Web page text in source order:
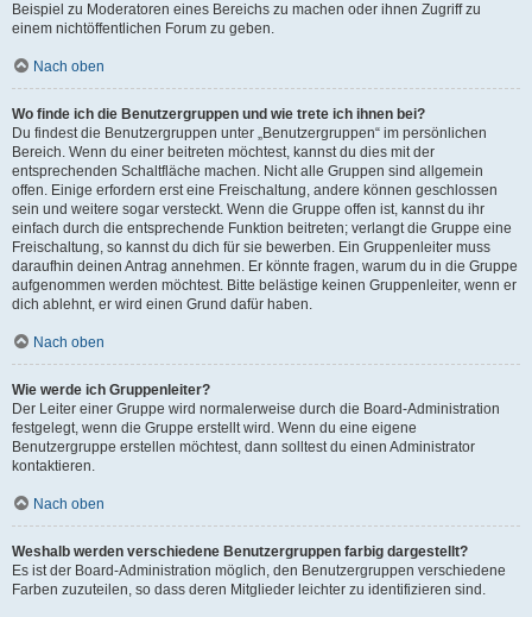
Beispiel zu Moderatoren eines Bereichs zu machen oder ihnen Zugriff zu
einem nichtöffentlichen Forum zu geben.
Nach oben
Wo finde ich die Benutzergruppen und wie trete ich ihnen bei?
Du findest die Benutzergruppen unter „Benutzergruppen“ im persönlichen
Bereich. Wenn du einer beitreten möchtest, kannst du dies mit der
entsprechenden Schaltfläche machen. Nicht alle Gruppen sind allgemein
offen. Einige erfordern erst eine Freischaltung, andere können geschlossen
sein und weitere sogar versteckt. Wenn die Gruppe offen ist, kannst du ihr
einfach durch die entsprechende Funktion beitreten; verlangt die Gruppe eine
Freischaltung, so kannst du dich für sie bewerben. Ein Gruppenleiter muss
daraufhin deinen Antrag annehmen. Er könnte fragen, warum du in die Gruppe
aufgenommen werden möchtest. Bitte belästige keinen Gruppenleiter, wenn er
dich ablehnt, er wird einen Grund dafür haben.
Nach oben
Wie werde ich Gruppenleiter?
Der Leiter einer Gruppe wird normalerweise durch die Board-Administration
festgelegt, wenn die Gruppe erstellt wird. Wenn du eine eigene
Benutzergruppe erstellen möchtest, dann solltest du einen Administrator
kontaktieren.
Nach oben
Weshalb werden verschiedene Benutzergruppen farbig dargestellt?
Es ist der Board-Administration möglich, den Benutzergruppen verschiedene
Farben zuzuteilen, so dass deren Mitglieder leichter zu identifizieren sind.